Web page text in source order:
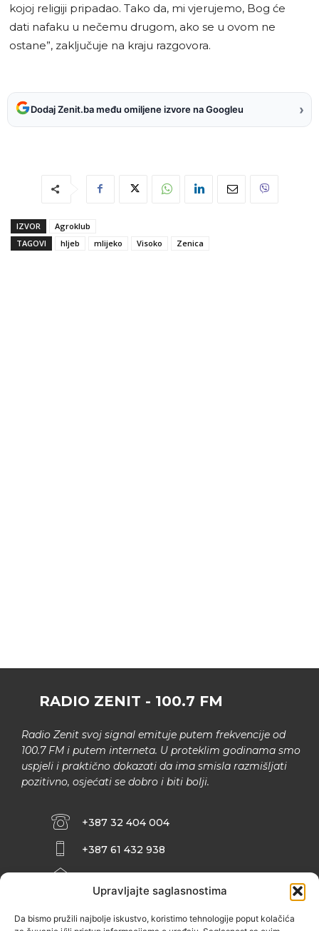
Upravljajte saglasnostima
Da bismo pružili najbolje iskustvo, koristimo tehnologije poput kolačića
kojoj religiji pripadao. Tako da, mi vjerujemo, Bog će
dati nafaku u nečemu drugom, ako se u ovom ne
ostane”, zaključuje na kraju razgovora.
Dodaj Zenit.ba među omiljene izvore na Googleu ›
IZVOR
Agroklub
TAGOVI
hljeb mlijeko Visoko Zenica
RADIO ZENIT - 100.7 FM
Radio Zenit svoj signal emituje putem frekvencije od
100.7 FM i putem interneta. U proteklim godinama smo
uspjeli i praktično dokazati da ima smisla razmišljati
pozitivno, osjećati se dobro i biti bolji.
+387 32 404 004
+387 61 432 938
INFO@ZENIT.BA
ZENIČANKA, 3. SPRAT), 72000 ZENICA